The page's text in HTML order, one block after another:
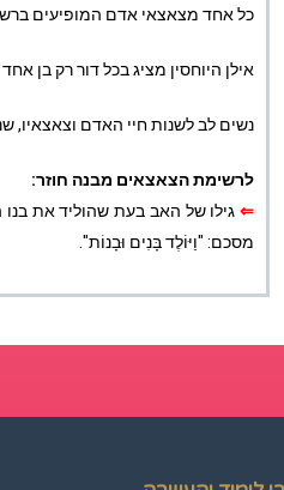
כל אחד מצאצאי אדם המופיעים
אילן היוחסין מציג בכל דור רק בן
נשים לב לשנות חיי האדם וצאצאיו,
לרשימת הצאצאים מבנה חוזר:
⇐ גילו של האב בעת שהוליד את בנו
מסכם: "וַיּוֹלֶד בָּנִים וּבָנוֹת".